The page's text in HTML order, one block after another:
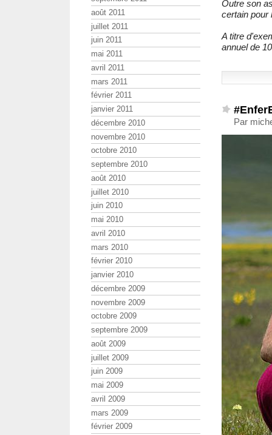
Outre son
certain pour
A titre
annuel de
Par
août 2011
juillet 2011
juin 2011
mai 2011
avril 2011
mars 2011
février 2011
janvier 2011
décembre 2010
novembre 2010
octobre 2010
septembre 2010
août 2010
juillet 2010
juin 2010
mai 2010
avril 2010
mars 2010
février 2010
janvier 2010
décembre 2009
novembre 2009
octobre 2009
septembre 2009
août 2009
juillet 2009
juin 2009
mai 2009
avril 2009
mars 2009
février 2009